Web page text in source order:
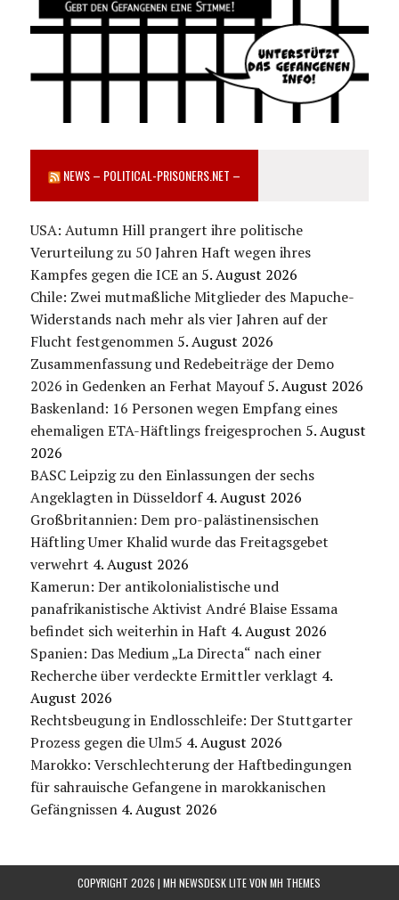
NEWS – POLITICAL-PRISONERS.NET –
USA: Autumn Hill prangert ihre politische
Verurteilung zu 50 Jahren Haft wegen ihres
Kampfes gegen die ICE an 5. August 2026
Chile: Zwei mutmaßliche Mitglieder des Mapuche-
Widerstands nach mehr als vier Jahren auf der
Flucht festgenommen 5. August 2026
Zusammenfassung und Redebeiträge der Demo
2026 in Gedenken an Ferhat Mayouf 5. August 2026
Baskenland: 16 Personen wegen Empfang eines
ehemaligen ETA-Häftlings freigesprochen 5. August
2026
BASC Leipzig zu den Einlassungen der sechs
Angeklagten in Düsseldorf 4. August 2026
Großbritannien: Dem pro-palästinensischen
Häftling Umer Khalid wurde das Freitagsgebet
verwehrt 4. August 2026
Kamerun: Der antikolonialistische und
panafrikanistische Aktivist André Blaise Essama
befindet sich weiterhin in Haft 4. August 2026
Spanien: Das Medium „La Directa“ nach einer
Recherche über verdeckte Ermittler verklagt 4.
August 2026
Rechtsbeugung in Endlosschleife: Der Stuttgarter
Prozess gegen die Ulm5 4. August 2026
Marokko: Verschlechterung der Haftbedingungen
für sahrauische Gefangene in marokkanischen
Gefängnissen 4. August 2026
COPYRIGHT 2026 | MH NEWSDESK LITE VONMH THEMES